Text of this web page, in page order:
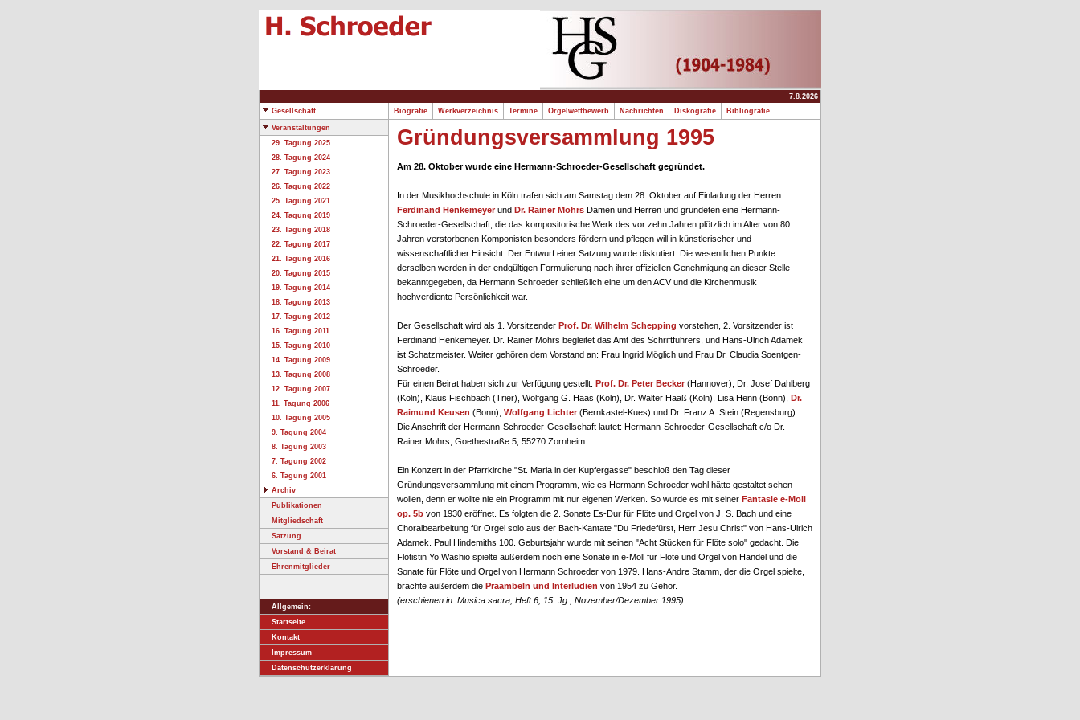
7.8.2026
Gesellschaft
Biografie Werkverzeichnis Termine Orgelwettbewerb Nachrichten Diskografie Bibliografie
Veranstaltungen
29. Tagung 2025
28. Tagung 2024
27. Tagung 2023
26. Tagung 2022
25. Tagung 2021
24. Tagung 2019
23. Tagung 2018
22. Tagung 2017
21. Tagung 2016
20. Tagung 2015
19. Tagung 2014
18. Tagung 2013
17. Tagung 2012
16. Tagung 2011
15. Tagung 2010
14. Tagung 2009
13. Tagung 2008
12. Tagung 2007
11. Tagung 2006
10. Tagung 2005
9. Tagung 2004
8. Tagung 2003
7. Tagung 2002
6. Tagung 2001
Archiv
Publikationen
Mitgliedschaft
Satzung
Vorstand & Beirat
Ehrenmitglieder
Allgemein:
Startseite
Kontakt
Impressum
Datenschutzerklärung
Gründungsversammlung 1995
Am 28. Oktober wurde eine Hermann-Schroeder-Gesellschaft gegründet.
In der Musikhochschule in Köln trafen sich am Samstag dem 28. Oktober auf Einladung der Herren
Ferdinand Henkemeyer und Dr. Rainer Mohrs Damen und Herren und gründeten eine Hermann-
Schroeder-Gesellschaft, die das kompositorische Werk des vor zehn Jahren plötzlich im Alter von 80
Jahren verstorbenen Komponisten besonders fördern und pflegen will in künstlerischer und
wissenschaftlicher Hinsicht. Der Entwurf einer Satzung wurde diskutiert. Die wesentlichen Punkte
derselben werden in der endgültigen Formulierung nach ihrer offiziellen Genehmigung an dieser Stelle
bekanntgegeben, da Hermann Schroeder schließlich eine um den ACV und die Kirchenmusik
hochverdiente Persönlichkeit war.
Der Gesellschaft wird als 1. Vorsitzender Prof. Dr. Wilhelm Schepping vorstehen, 2. Vorsitzender ist
Ferdinand Henkemeyer. Dr. Rainer Mohrs begleitet das Amt des Schriftführers, und Hans-Ulrich Adamek
ist Schatzmeister. Weiter gehören dem Vorstand an: Frau Ingrid Möglich und Frau Dr. Claudia Soentgen-
Schroeder.
Für einen Beirat haben sich zur Verfügung gestellt: Prof. Dr. Peter Becker (Hannover), Dr. Josef Dahlberg
(Köln), Klaus Fischbach (Trier), Wolfgang G. Haas (Köln), Dr. Walter Haaß (Köln), Lisa Henn (Bonn), Dr.
Raimund Keusen (Bonn), Wolfgang Lichter (Bernkastel-Kues) und Dr. Franz A. Stein (Regensburg).
Die Anschrift der Hermann-Schroeder-Gesellschaft lautet: Hermann-Schroeder-Gesellschaft c/o Dr.
Rainer Mohrs, Goethestraße 5, 55270 Zornheim.
Ein Konzert in der Pfarrkirche "St. Maria in der Kupfergasse" beschloß den Tag dieser
Gründungsversammlung mit einem Programm, wie es Hermann Schroeder wohl hätte gestaltet sehen
wollen, denn er wollte nie ein Programm mit nur eigenen Werken. So wurde es mit seiner Fantasie e-Moll
op. 5b von 1930 eröffnet. Es folgten die 2. Sonate Es-Dur für Flöte und Orgel von J. S. Bach und eine
Choralbearbeitung für Orgel solo aus der Bach-Kantate "Du Friedefürst, Herr Jesu Christ" von Hans-Ulrich
Adamek. Paul Hindemiths 100. Geburtsjahr wurde mit seinen "Acht Stücken für Flöte solo" gedacht. Die
Flötistin Yo Washio spielte außerdem noch eine Sonate in e-Moll für Flöte und Orgel von Händel und die
Sonate für Flöte und Orgel von Hermann Schroeder von 1979. Hans-Andre Stamm, der die Orgel spielte,
brachte außerdem die Präambeln und Interludien von 1954 zu Gehör.
(erschienen in: Musica sacra, Heft 6, 15. Jg., November/Dezember 1995)